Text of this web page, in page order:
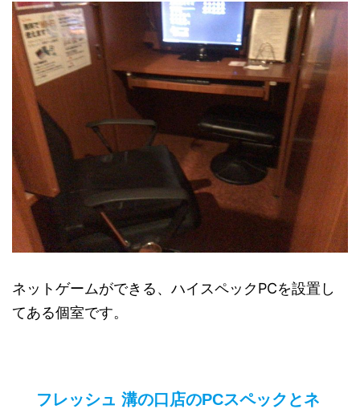
ネットゲームができる、ハイスペックPCを設置し
てある個室です。
フレッシュ 溝の口店のPCスペックとネ